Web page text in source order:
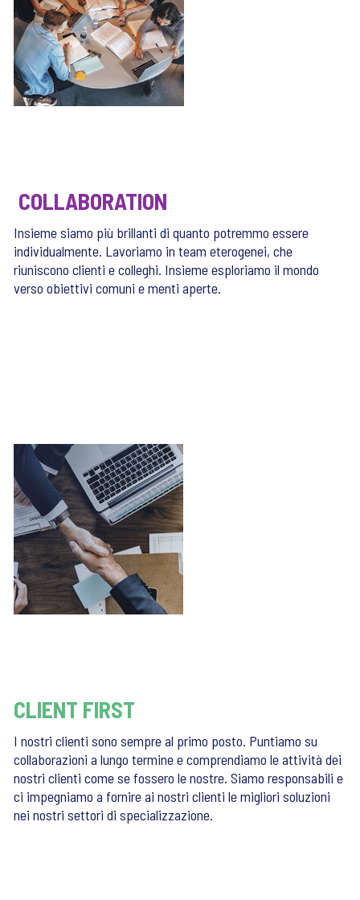
COLLABORATION
Insieme siamo più brillanti di quanto potremmo essere
individualmente. Lavoriamo in team eterogenei, che
riuniscono clienti e colleghi. Insieme esploriamo il mondo
verso obiettivi comuni e menti aperte.
CLIENT FIRST
I nostri clienti sono sempre al primo posto. Puntiamo su
collaborazioni a lungo termine e comprendiamo le attività dei
nostri clienti come se fossero le nostre. Siamo responsabili e
ci impegniamo a fornire ai nostri clienti le migliori soluzioni
nei nostri settori di specializzazione.